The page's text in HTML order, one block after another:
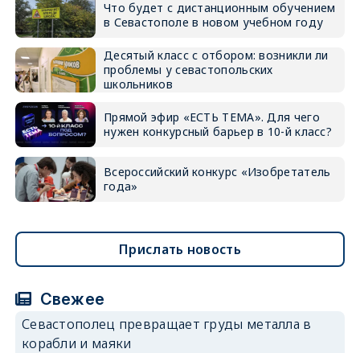
Что будет с дистанционным обучением
в Севастополе в новом учебном году
Десятый класс с отбором: возникли ли
проблемы у севастопольских
школьников
Прямой эфир «ЕСТЬ ТЕМА». Для чего
нужен конкурсный барьер в 10-й класс?
Всероссийский конкурс «Изобретатель
года»
Прислать новость
Свежее
Севастополец превращает груды металла в
корабли и маяки